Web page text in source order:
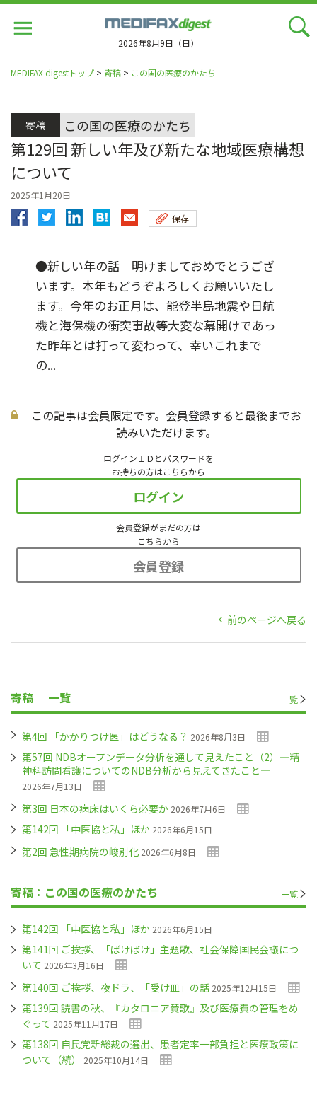
2026年8月9日（日）
MEDIFAX digestトップ > 寄稿 > この国の医療のかたち
寄稿 この国の医療のかたち
第129回 新しい年及び新たな地域医療構想
について
2025年1月20日
保存
●新しい年の話 明けましておめでとうござ
います。本年もどうぞよろしくお願いいたし
ます。今年のお正月は、能登半島地震や日航
機と海保機の衝突事故等大変な幕開けであっ
た昨年とは打って変わって、幸いこれまで
の...
この記事は会員限定です。会員登録すると最後までお
読みいただけます。
ログインＩＤとパスワードを
お持ちの方はこちらから
ログイン
会員登録がまだの方は
こちらから
会員登録
前のページへ戻る
寄稿 一覧 一覧
第4回 「かかりつけ医」はどうなる？ 2026年8月3日
第57回 NDBオープンデータ分析を通して見えたこと（2）―精
神科訪問看護についてのNDB分析から見えてきたこと―
2026年7月13日
第3回 日本の病床はいくら必要か 2026年7月6日
第142回 「中医協と私」ほか 2026年6月15日
第2回 急性期病院の峻別化 2026年6月8日
寄稿：この国の医療のかたち 一覧
第142回 「中医協と私」ほか 2026年6月15日
第141回 ご挨拶、「ばけばけ」主題歌、社会保障国民会議につ
いて 2026年3月16日
第140回 ご挨拶、夜ドラ、「受け皿」の話 2025年12月15日
第139回 読書の秋、『カタロニア賛歌』及び医療費の管理をめ
ぐって 2025年11月17日
第138回 自民党新総裁の選出、患者定率一部負担と医療政策に
ついて（続）
2025年10月14日